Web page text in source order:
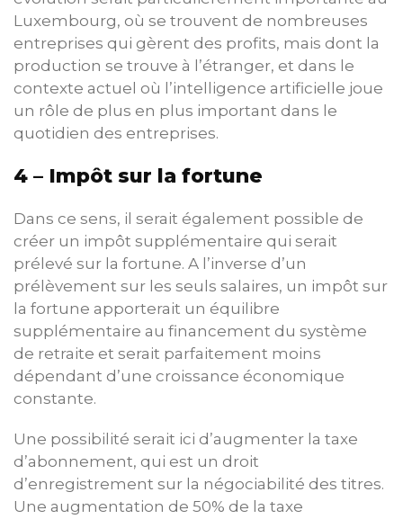
Luxembourg, où se trouvent de nombreuses
entreprises qui gèrent des profits, mais dont la
production se trouve à l’étranger, et dans le
contexte actuel où l’intelligence artificielle joue
un rôle de plus en plus important dans le
quotidien des entreprises.
4 – Impôt sur la fortune
Dans ce sens, il serait également possible de
créer un impôt supplémentaire qui serait
prélevé sur la fortune. A l’inverse d’un
prélèvement sur les seuls salaires, un impôt sur
la fortune apporterait un équilibre
supplémentaire au financement du système
de retraite et serait parfaitement moins
dépendant d’une croissance économique
constante.
Une possibilité serait ici d’augmenter la taxe
d’abonnement, qui est un droit
d’enregistrement sur la négociabilité des titres.
Une augmentation de 50% de la taxe